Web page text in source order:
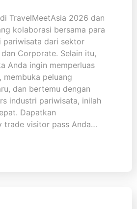
TravelMeetAsia 2026 dan
kolaborasi bersama para
pariwisata dari sektor
dan Corporate. Selain itu,
Anda ingin memperluas
membuka peluang
dan bertemu dengan
industri pariwisata, inilah
Dapatkan
trade visitor pass Anda…